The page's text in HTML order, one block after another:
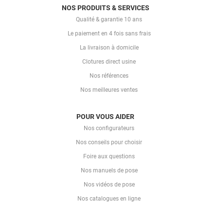
NOS PRODUITS & SERVICES
Qualité & garantie 10 ans
Le paiement en 4 fois sans frais
La livraison à domicile
Clotures direct usine
Nos références
Nos meilleures ventes
POUR VOUS AIDER
Nos configurateurs
Nos conseils pour choisir
Foire aux questions
Nos manuels de pose
Nos vidéos de pose
Nos catalogues en ligne